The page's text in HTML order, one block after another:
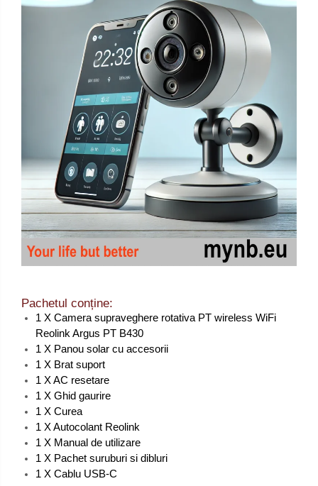
Pachetul conține:
1 X Camera supraveghere rotativa PT wireless WiFi
Reolink Argus PT B430
1 X Panou solar cu accesorii
1 X Brat suport
1 X AC resetare
1 X Ghid gaurire
1 X Curea
1 X Autocolant Reolink
1 X Manual de utilizare
1 X Pachet suruburi si dibluri
1 X Cablu USB-C